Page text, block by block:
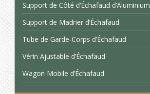
Support de Côté d’Échafaud d’Aluminium
Support de Madrier d’Échafaud
Tube de Garde-Corps d’Échafaud
Vérin Ajustable d’Échafaud
Wagon Mobile d’Échafaud